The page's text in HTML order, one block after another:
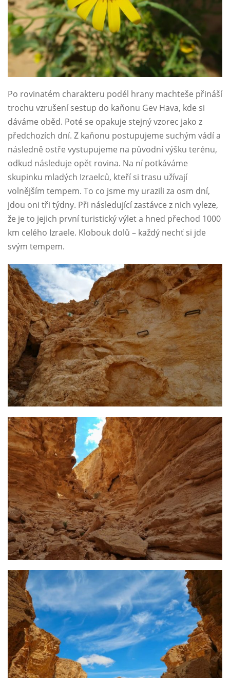
Po rovinatém charakteru podél hrany machteše přináší
trochu vzrušení sestup do kaňonu Gev Hava, kde si
dáváme oběd. Poté se opakuje stejný vzorec jako z
předchozích dní. Z kaňonu postupujeme suchým vádí a
následně ostře vystupujeme na původní výšku terénu,
odkud následuje opět rovina. Na ní potkáváme
skupinku mladých Izraelců, kteří si trasu užívají
volnějším tempem. To co jsme my urazili za osm dní,
jdou oni tři týdny. Při následující zastávce z nich vyleze,
že je to jejich první turistický výlet a hned přechod 1000
km celého Izraele. Klobouk dolů – každý nechť si jde
svým tempem.